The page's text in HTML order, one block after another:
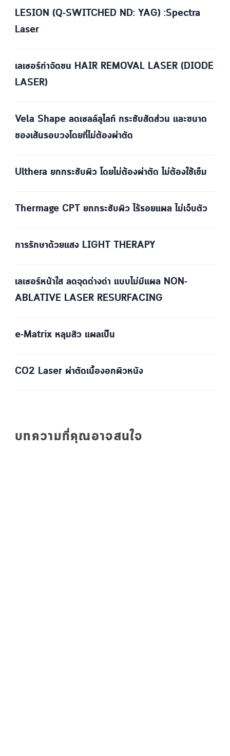
LESION (Q-SWITCHED ND: YAG) :Spectra
Laser
เลเซอร์กำจัดขน HAIR REMOVAL LASER (DIODE
LASER)
Vela Shape ลดเซลล์ลูไลท์ กระชับสัดส่วน และขนาด
ของเส้นรอบวงโดยที่ไม่ต้องผ่าตัด
Ulthera ยกกระชับผิว โดยไม่ต้องผ่าตัด ไม่ต้องใช้เข็ม
Thermage CPT ยกกระชับผิว ไร้รอยแผล ไม่เจ็บตัว
การรักษาด้วยแสง LIGHT THERAPY
เลเซอร์หน้าใส ลดจุดด่างดำ แบบไม่มีแผล NON-
ABLATIVE LASER RESURFACING
e-Matrix หลุมสิว แผลเป็น
CO2 Laser ผ่าตัดเนื้องอกผิวหนัง
บทความที่คุณอาจสนใจ